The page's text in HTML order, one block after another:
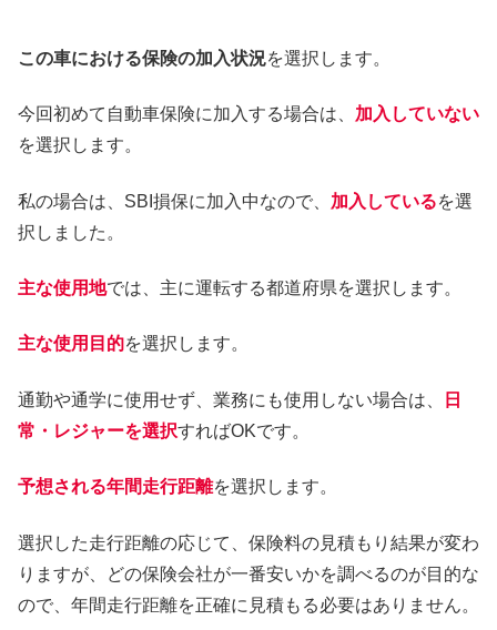
この車における保険の加入状況を選択します。
今回初めて自動車保険に加入する場合は、 加入していない
を選択します。
私の場合は、SBI損保に加入中なので、 加入しているを選
択しました。
主な使用地では、主に運転する都道府県を選択します。
主な使用目的を選択します。
通勤や通学に使用せず、業務にも使用しない場合は、
日
常・レジャーを選択すればOKです。
予想される年間走行距離を選択します。
選択した走行距離の応じて、保険料の見積もり結果が変わ
りますが、どの保険会社が一番安いかを調べるのが目的な
ので、年間走行距離を正確に見積もる必要はありません。